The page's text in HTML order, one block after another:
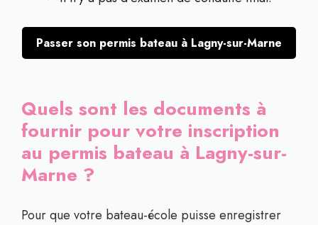
Passer son permis bateau à Lagny-sur-Marne
Quels sont les documents à
fournir pour votre inscription
au permis bateau à Lagny-sur-
Marne ?
Pour que votre bateau-école puisse enregistrer